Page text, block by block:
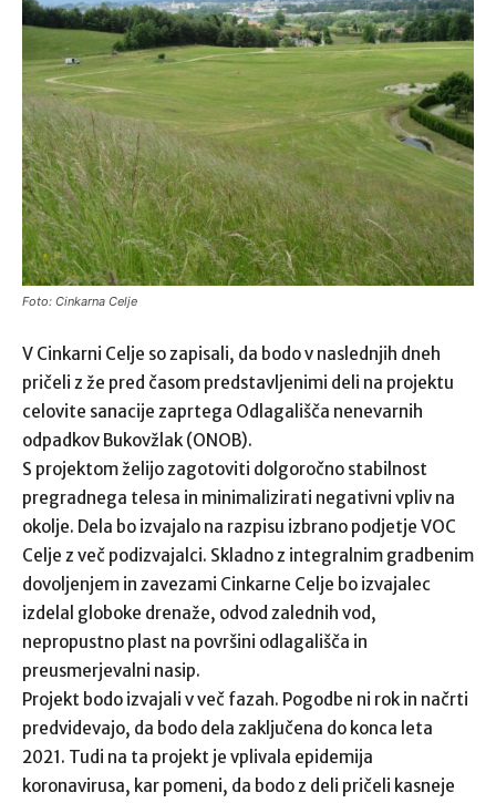
Foto: Cinkarna Celje
V Cinkarni Celje so zapisali, da bodo v naslednjih dneh
pričeli z že pred časom predstavljenimi deli na projektu
celovite sanacije zaprtega Odlagališča nenevarnih
odpadkov Bukovžlak (ONOB).
S projektom želijo zagotoviti dolgoročno stabilnost
pregradnega telesa in minimalizirati negativni vpliv na
okolje. Dela bo izvajalo na razpisu izbrano podjetje VOC
Celje z več podizvajalci. Skladno z integralnim gradbenim
dovoljenjem in zavezami Cinkarne Celje bo izvajalec
izdelal globoke drenaže, odvod zalednih vod,
nepropustno plast na površini odlagališča in
preusmerjevalni nasip.
Projekt bodo izvajali v več fazah. Pogodbe ni rok in načrti
predvidevajo, da bodo dela zaključena do konca leta
2021. Tudi na ta projekt je vplivala epidemija
koronavirusa, kar pomeni, da bodo z deli pričeli kasneje